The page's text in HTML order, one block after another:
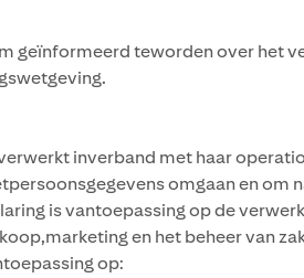
teworden over het
inverband met haar
omgaan en om
is vantoepassing op de
en het beheer van
op: